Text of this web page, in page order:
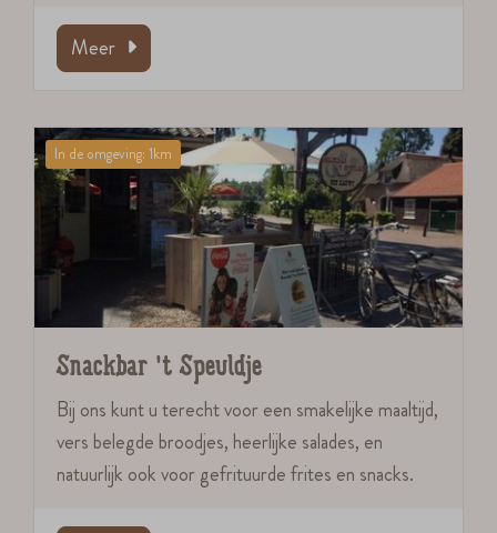
Meer
In de omgeving: 1km
Snackbar 't Speuldje
Bij ons kunt u terecht voor een smakelijke maaltijd,
vers belegde broodjes, heerlijke salades, en
natuurlijk ook voor gefrituurde frites en snacks.